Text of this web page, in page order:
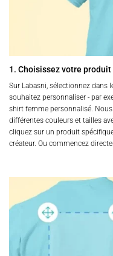
1. Choisissez votre produit
Sur Labasni, sélectionnez dans
souhaitez personnaliser - par
shirt femme personnalisé.
différentes couleurs et tailles
cliquez sur un produit
créateur. Ou commencez